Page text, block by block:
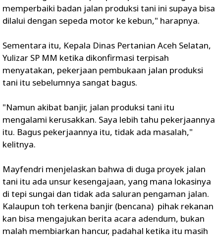
memperbaiki badan jalan produksi tani ini supaya bisa
dilalui dengan sepeda motor ke kebun," harapnya.
Sementara itu, Kepala Dinas Pertanian Aceh Selatan,
Yulizar SP MM ketika dikonfirmasi terpisah
menyatakan, pekerjaan pembukaan jalan produksi
tani itu sebelumnya sangat bagus.
"Namun akibat banjir, jalan produksi tani itu
mengalami kerusakkan. Saya lebih tahu pekerjaannya
itu. Bagus pekerjaannya itu, tidak ada masalah,"
kelitnya.
Mayfendri menjelaskan bahwa di duga proyek jalan
tani itu ada unsur kesengajaan, yang mana lokasinya
di tepi sungai dan tidak ada saluran pengaman jalan.
Kalaupun toh terkena banjir (bencana) pihak rekanan
kan bisa mengajukan berita acara adendum, bukan
malah membiarkan hancur, padahal ketika itu masih